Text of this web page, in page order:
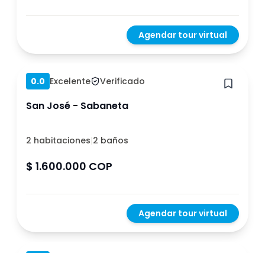
Agendar tour virtual
Hace 1 año
0.0 Excelente Verificado
San José - Sabaneta
2 habitaciones|2 baños
$ 1.600.000 COP
Agendar tour virtual
Hace 1 año